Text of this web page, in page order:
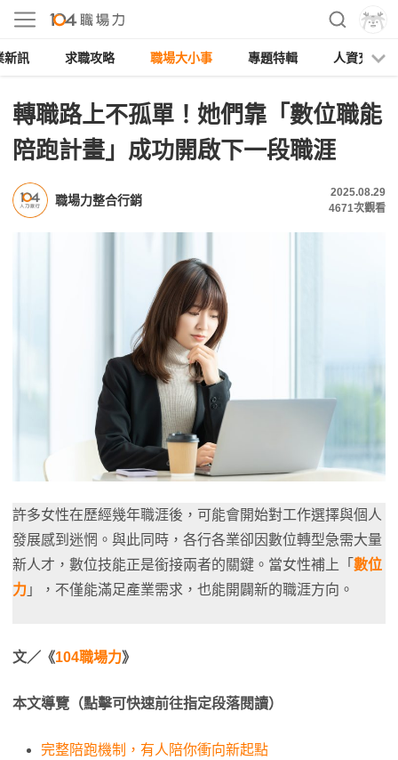
新訊 求職攻略 職場大小事 專題特輯 人資充電
轉職路上不孤單！她們靠「數位職能
陪跑計畫」成功開啟下一段職涯
職場力整合行銷
2025.08.29
4671次觀看
許多女性在歷經幾年職涯後，可能會開始對工作選擇與個人
發展感到迷惘。與此同時，各行各業卻因數位轉型急需大量
新人才，數位技能正是銜接兩者的關鍵。當女性補上「 數位
力 」，不僅能滿足產業需求，也能開闢新的職涯方向。
文／《104職場力》
本文導覽（點擊可快速前往指定段落閱讀）
完整陪跑機制，有人陪你衝向新起點